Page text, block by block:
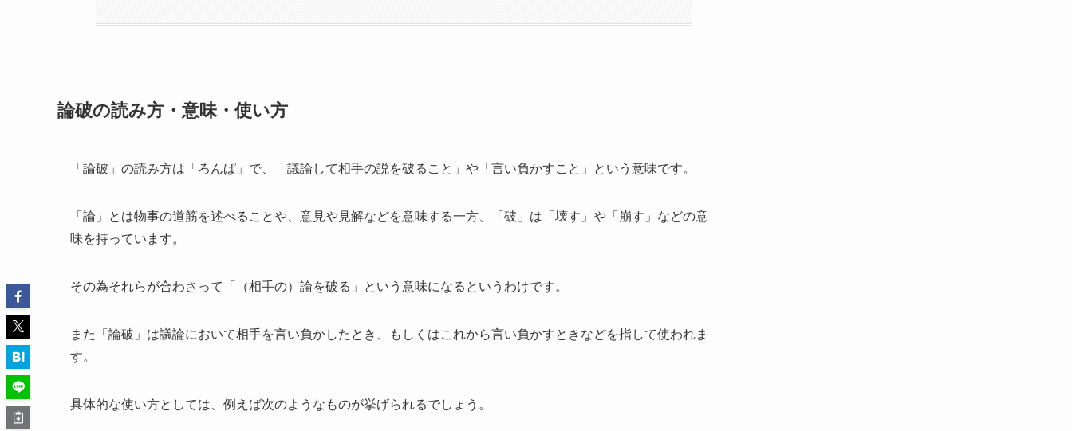
論破の読み方・意味・使い方
「論破」の読み方は「ろんぱ」で、「議論して相手の説を破ること」や「言い負かすこと」という意味です。
「論」とは物事の道筋を述べることや、意見や見解などを意味する一方、「破」は「壊す」や「崩す」などの意
味を持っています。
その為それらが合わさって「（相手の）論を破る」という意味になるというわけです。
また「論破」は議論において相手を言い負かしたとき、もしくはこれから言い負かすときなどを指して使われま
す。
具体的な使い方としては、例えば次のようなものが挙げられるでしょう。